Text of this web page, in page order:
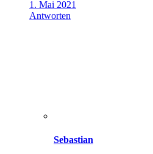
1. Mai 2021
Antworten
Sebastian